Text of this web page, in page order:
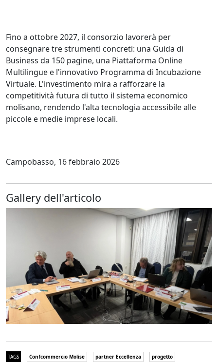
Fino a ottobre 2027, il consorzio lavorerà per
consegnare tre strumenti concreti: una Guida di
Business da 150 pagine, una Piattaforma Online
Multilingue e l'innovativo Programma di Incubazione
Virtuale. L'investimento mira a rafforzare la
competitività futura di tutto il sistema economico
molisano, rendendo l'alta tecnologia accessibile alle
piccole e medie imprese locali.
Campobasso, 16 febbraio 2026
Gallery dell'articolo
TAGS Confcommercio Molise partner Eccellenza progetto